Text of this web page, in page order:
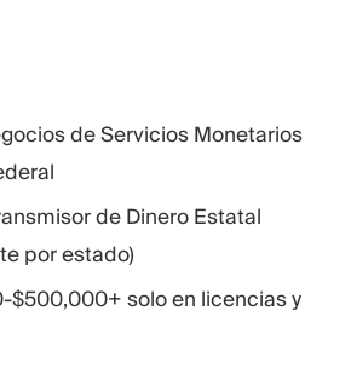
de Servicios Monetarios
de Dinero Estatal
por estado)
$500,000+ solo en licencias y